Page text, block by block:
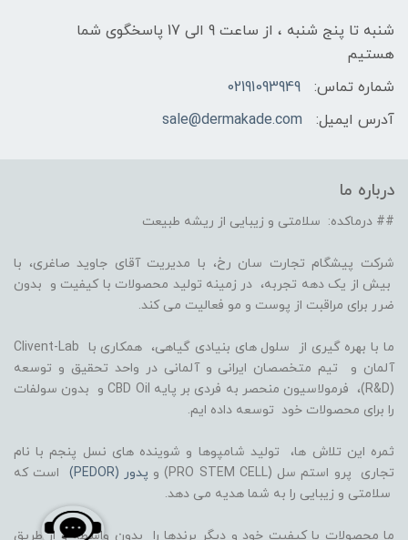
شنبه تا پنج شنبه ، از ساعت 9 الی 17 پاسخگوی شما
هستیم
شماره تماس:
02191093949
آدرس ایمیل:
sale@dermakade.com
درباره ما
## درماکده: سلامتی و زیبایی از ریشه طبیعت
شرکت پیشگام تجارت سان رخ، با مدیریت آقای جاوید صاغری، با
بیش از یک دهه تجربه، در زمینه تولید محصولات با کیفیت و بدون
ضرر برای مراقبت از پوست و مو فعالیت می کند.
ما با بهره گیری از سلول های بنیادی گیاهی، همکاری با Clivent-Lab
آلمان و تیم متخصصان ایرانی و آلمانی در واحد تحقیق و توسعه
(R&D)، فرمولاسیون منحصر به فردی بر پایه CBD Oil و بدون سولفات
را برای محصولات خود توسعه داده ایم.
ثمره این تلاش ها، تولید شامپوها و شوینده های نسل پنجم با نام
تجاری پرو استم سل (PRO STEM CELL) و
پدور (PEDOR)
است که
سلامتی و زیبایی را به شما هدیه می دهد.
ما محصولات با کیفیت خود و دیگر برندها را بدون واسطه و از طریق